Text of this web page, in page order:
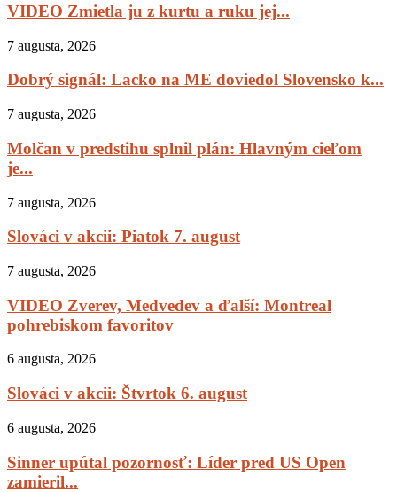
VIDEO Zmietla ju z kurtu a ruku jej...
7 augusta, 2026
Dobrý signál: Lacko na ME doviedol Slovensko k...
7 augusta, 2026
Molčan v predstihu splnil plán: Hlavným cieľom
je...
7 augusta, 2026
Slováci v akcii: Piatok 7. august
7 augusta, 2026
VIDEO Zverev, Medvedev a ďalší: Montreal
pohrebiskom favoritov
6 augusta, 2026
Slováci v akcii: Štvrtok 6. august
6 augusta, 2026
Sinner upútal pozornosť: Líder pred US Open
zamieril...